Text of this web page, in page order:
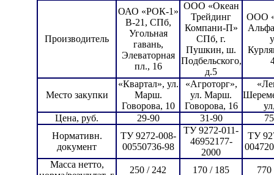
Производитель
ОАО «РОК-1»
В-21, СПб,
Угольная
гавань,
Элеваторная
пл., 16
ООО «Океан
Трейдинг
Компани-П»
СПб, г.
Пушкин, ш.
Подбельского,
д.5
ООО
Место закупки
«Квартал», ул.
Марш.
Говорова, 10
«Агроторг»,
ул. Марш.
Говорова, 16
Цена, руб.
29-90 31-90
Нормативн.
документ
ТУ 9272-008-
00550736-98
ТУ 9272-011-
46952177-
2000
ТУ
Масса нетто,
250 / 242 170 / 185 770